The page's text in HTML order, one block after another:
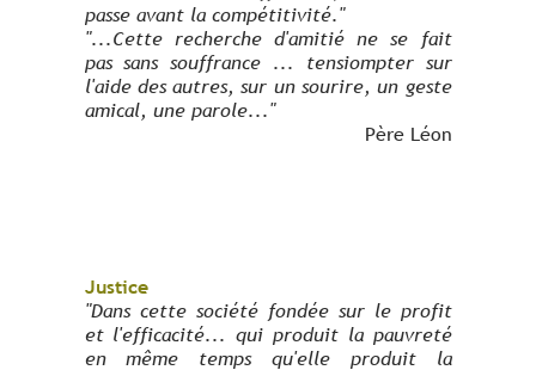
passe avant la compétitivité."
"...Cette recherche d'amitié ne se fait
pas sans souffrance ... tensiompter sur
l'aide des autres, sur un sourire, un geste
amical, une parole..."
Père Léon
Justice
"Dans cette société fondée sur le profit
et l'efficacité... qui produit la pauvreté
en même temps qu'elle produit la